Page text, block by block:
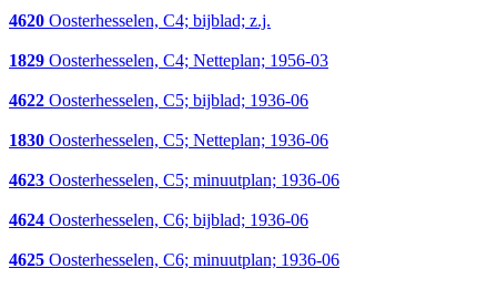
4620 Oosterhesselen, C4; bijblad; z.j.
1829 Oosterhesselen, C4; Netteplan; 1956-03
4622 Oosterhesselen, C5; bijblad; 1936-06
1830 Oosterhesselen, C5; Netteplan; 1936-06
4623 Oosterhesselen, C5; minuutplan; 1936-06
4624 Oosterhesselen, C6; bijblad; 1936-06
4625 Oosterhesselen, C6; minuutplan; 1936-06